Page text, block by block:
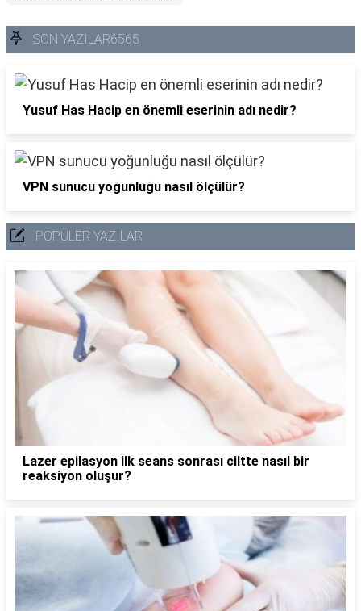
SON YAZILAR6565
Yusuf Has Hacip en önemli eserinin adı nedir?
VPN sunucu yoğunluğu nasıl ölçülür?
POPÜLER YAZILAR
Lazer epilasyon ilk seans sonrası ciltte nasıl bir
reaksiyon oluşur?